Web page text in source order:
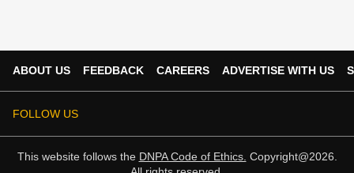
ABOUT US FEEDBACK CAREERS ADVERTISE WITH US
FOLLOW US
This website follows the DNPA Code of Ethics. Copyright@2026.